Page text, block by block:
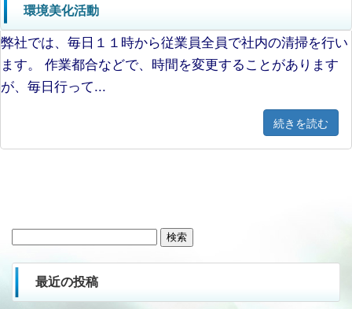
環境美化活動
弊社では、毎日１１時から従業員全員で社内の清掃を行い
ます。 作業都合などで、時間を変更することがあります
が、毎日行って...
続きを読む
最近の投稿